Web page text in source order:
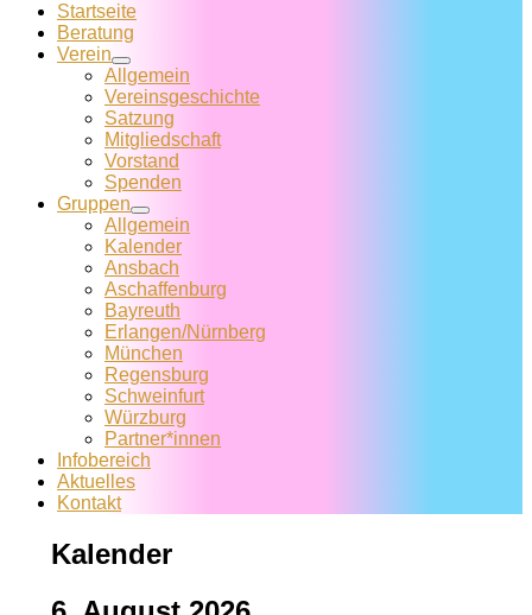
Startseite
Beratung
Verein
Allgemein
Vereins­geschichte
Satzung
Mitglied­schaft
Vorstand
Spenden
Gruppen
Allgemein
Kalender
Ansbach
Aschaffenburg
Bayreuth
Erlangen/Nürnberg
München
Regensburg
Schweinfurt
Würzburg
Partner*innen
Infobereich
Aktuelles
Kontakt
Kalender